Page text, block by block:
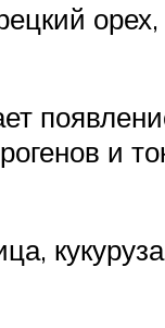
орех,
и